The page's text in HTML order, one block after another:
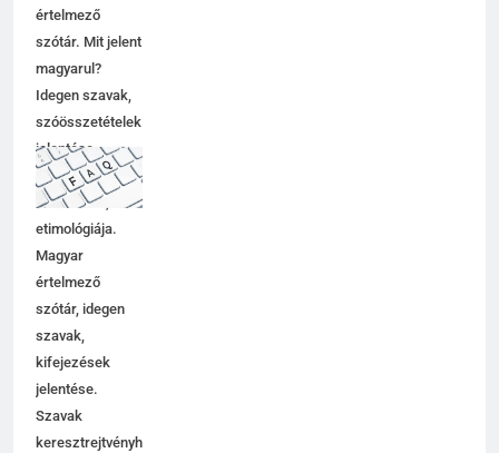
értelmező
szótár. Mit jelent
magyarul?
Idegen szavak,
szóösszetételek
jelentése,
magyarázata,
használata,
etimológiája.
Magyar
értelmező
szótár, idegen
szavak,
kifejezések
jelentése.
Szavak
keresztrejtvényhez